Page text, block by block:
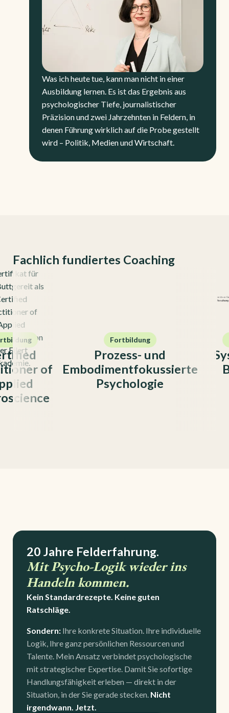
Was ich heute tue, kann man nicht in einer
Ausbildung lernen. Es ist das Ergebnis aus
psychologischer Tiefe, journalistischer
Präzision und zwei Jahrzehnten in Feldern, in
denen Führung wirklich auf die Probe gestellt
wird – Politik, Medien und Wirtschaft.
Fachlich fundiertes Coaching
Fortbildung
Prozess- und
Embodimentfokussierte
Psychologie
Masterkurs
20 Jahre Felderfahrung.
Mit Psycho-Logik wieder ins
Handeln kommen.
Kein Standardrezepte. Keine guten
Ratschläge.
Sondern: Ihre konkrete Situation. Ihre individuelle
Logik, Ihre ganz persönlichen Ressourcen und
Talente. Mein Ansatz verbindet psychologische
mit strategischer Expertise. Damit Sie sofortige
Handlungsfähigkeit erleben — direkt in der
Situation, in der Sie gerade stecken. Nicht
irgendwann. Jetzt.